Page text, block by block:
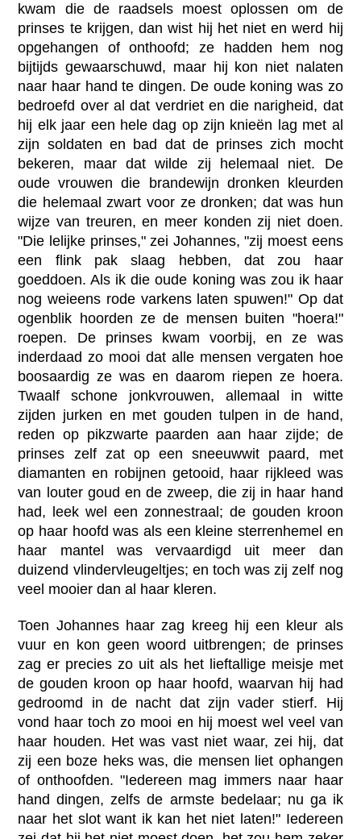
kwam die de raadsels moest oplossen om de
prinses te krijgen, dan wist hij het niet en werd hij
opgehangen of onthoofd; ze hadden hem nog
bijtijds gewaarschuwd, maar hij kon niet nalaten
naar haar hand te dingen. De oude koning was zo
bedroefd over al dat verdriet en die narigheid, dat
hij elk jaar een hele dag op zijn knieën lag met al
zijn soldaten en bad dat de prinses zich mocht
bekeren, maar dat wilde zij helemaal niet. De
oude vrouwen die brandewijn dronken kleurden
die helemaal zwart voor ze dronken; dat was hun
wijze van treuren, en meer konden zij niet doen.
"Die lelijke prinses," zei Johannes, "zij moest eens
een flink pak slaag hebben, dat zou haar
goeddoen. Als ik die oude koning was zou ik haar
nog weieens rode varkens laten spuwen!" Op dat
ogenblik hoorden ze de mensen buiten "hoera!"
roepen. De prinses kwam voorbij, en ze was
inderdaad zo mooi dat alle mensen vergaten hoe
boosaardig ze was en daarom riepen ze hoera.
Twaalf schone jonkvrouwen, allemaal in witte
zijden jurken en met gouden tulpen in de hand,
reden op pikzwarte paarden aan haar zijde; de
prinses zelf zat op een sneeuwwit paard, met
diamanten en robijnen getooid, haar rijkleed was
van louter goud en de zweep, die zij in haar hand
had, leek wel een zonnestraal; de gouden kroon
op haar hoofd was als een kleine sterrenhemel en
haar mantel was vervaardigd uit meer dan
duizend vlindervleugeltjes; en toch was zij zelf nog
veel mooier dan al haar kleren.
Toen Johannes haar zag kreeg hij een kleur als
vuur en kon geen woord uitbrengen; de prinses
zag er precies zo uit als het lieftallige meisje met
de gouden kroon op haar hoofd, waarvan hij had
gedroomd in de nacht dat zijn vader stierf. Hij
vond haar toch zo mooi en hij moest wel veel van
haar houden. Het was vast niet waar, zei hij, dat
zij een boze heks was, die mensen liet ophangen
of onthoofden. "Iedereen mag immers naar haar
hand dingen, zelfs de armste bedelaar; nu ga ik
naar het slot want ik kan het niet laten!" Iedereen